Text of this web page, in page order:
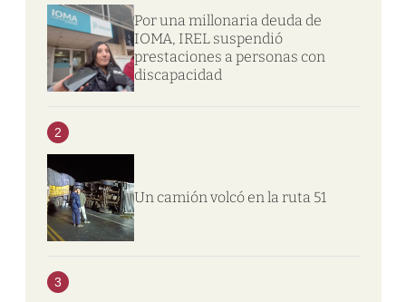
Por una millonaria deuda de
IOMA, IREL suspendió
prestaciones a personas con
discapacidad
2
Un camión volcó en la ruta 51
3